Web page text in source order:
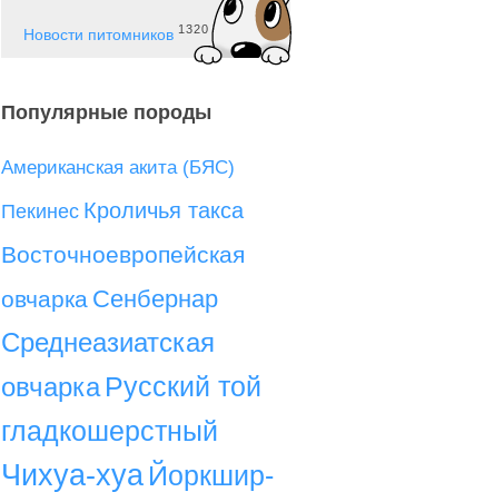
Новости питомников 1320
Популярные породы
Американская акита (БЯС)
Пекинес Кроличья такса
Восточноевропейская
овчарка Сенбернар
Среднеазиатская
овчарка Русский той
гладкошерстный
Чихуа-хуа Йоркшир-